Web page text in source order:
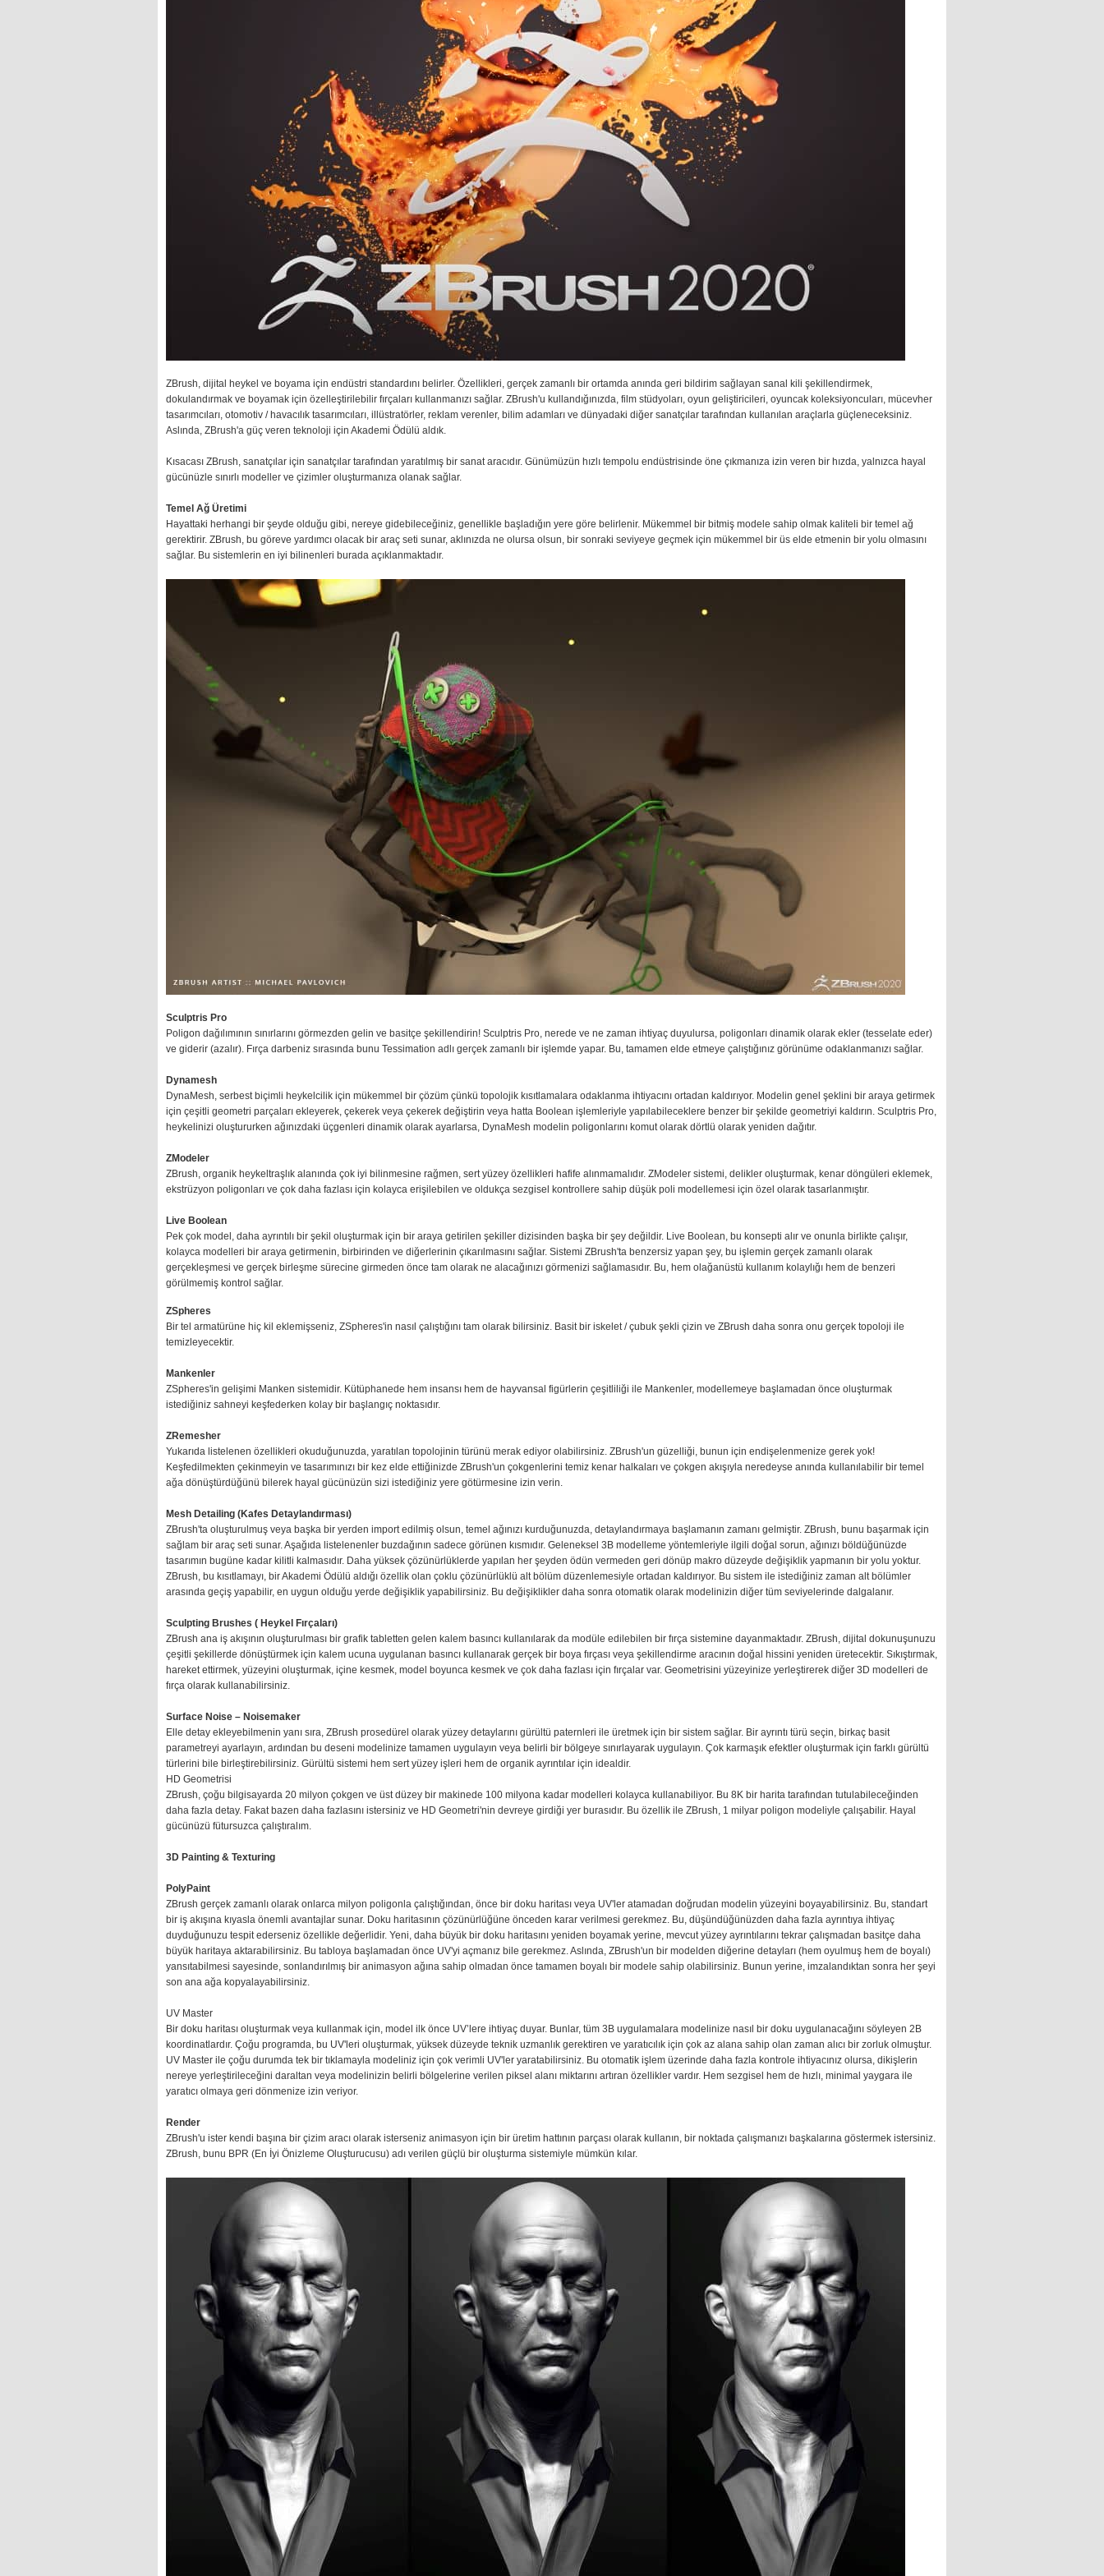
ZBrush, dijital heykel ve boyama için endüstri standardını belirler. Özellikleri, gerçek zamanlı bir ortamda anında geri bildirim sağlayan sanal kili şekillendirmek,
dokulandırmak ve boyamak için özelleştirilebilir fırçaları kullanmanızı sağlar. ZBrush'u kullandığınızda, film stüdyoları, oyun geliştiricileri, oyuncak koleksiyoncuları, mücevher
tasarımcıları, otomotiv / havacılık tasarımcıları, illüstratörler, reklam verenler, bilim adamları ve dünyadaki diğer sanatçılar tarafından kullanılan araçlarla güçleneceksiniz.
Aslında, ZBrush'a güç veren teknoloji için Akademi Ödülü aldık.
Kısacası ZBrush, sanatçılar için sanatçılar tarafından yaratılmış bir sanat aracıdır. Günümüzün hızlı tempolu endüstrisinde öne çıkmanıza izin veren bir hızda, yalnızca hayal
gücünüzle sınırlı modeller ve çizimler oluşturmanıza olanak sağlar.
Temel Ağ Üretimi
Hayattaki herhangi bir şeyde olduğu gibi, nereye gidebileceğiniz, genellikle başladığın yere göre belirlenir. Mükemmel bir bitmiş modele sahip olmak kaliteli bir temel ağ
gerektirir. ZBrush, bu göreve yardımcı olacak bir araç seti sunar, aklınızda ne olursa olsun, bir sonraki seviyeye geçmek için mükemmel bir üs elde etmenin bir yolu olmasını
sağlar. Bu sistemlerin en iyi bilinenleri burada açıklanmaktadır.
Sculptris Pro
Poligon dağılımının sınırlarını görmezden gelin ve basitçe şekillendirin! Sculptris Pro, nerede ve ne zaman ihtiyaç duyulursa, poligonları dinamik olarak ekler (tesselate eder)
ve giderir (azalır). Fırça darbeniz sırasında bunu Tessimation adlı gerçek zamanlı bir işlemde yapar. Bu, tamamen elde etmeye çalıştığınız görünüme odaklanmanızı sağlar.
Dynamesh
DynaMesh, serbest biçimli heykelcilik için mükemmel bir çözüm çünkü topolojik kısıtlamalara odaklanma ihtiyacını ortadan kaldırıyor. Modelin genel şeklini bir araya getirmek
için çeşitli geometri parçaları ekleyerek, çekerek veya çekerek değiştirin veya hatta Boolean işlemleriyle yapılabileceklere benzer bir şekilde geometriyi kaldırın. Sculptris Pro,
heykelinizi oluştururken ağınızdaki üçgenleri dinamik olarak ayarlarsa, DynaMesh modelin poligonlarını komut olarak dörtlü olarak yeniden dağıtır.
ZModeler
ZBrush, organik heykeltraşlık alanında çok iyi bilinmesine rağmen, sert yüzey özellikleri hafife alınmamalıdır. ZModeler sistemi, delikler oluşturmak, kenar döngüleri eklemek,
ekstrüzyon poligonları ve çok daha fazlası için kolayca erişilebilen ve oldukça sezgisel kontrollere sahip düşük poli modellemesi için özel olarak tasarlanmıştır.
Live Boolean
Pek çok model, daha ayrıntılı bir şekil oluşturmak için bir araya getirilen şekiller dizisinden başka bir şey değildir. Live Boolean, bu konsepti alır ve onunla birlikte çalışır,
kolayca modelleri bir araya getirmenin, birbirinden ve diğerlerinin çıkarılmasını sağlar. Sistemi ZBrush'ta benzersiz yapan şey, bu işlemin gerçek zamanlı olarak
gerçekleşmesi ve gerçek birleşme sürecine girmeden önce tam olarak ne alacağınızı görmenizi sağlamasıdır. Bu, hem olağanüstü kullanım kolaylığı hem de benzeri
görülmemiş kontrol sağlar.
ZSpheres
Bir tel armatürüne hiç kil eklemişseniz, ZSpheres'in nasıl çalıştığını tam olarak bilirsiniz. Basit bir iskelet / çubuk şekli çizin ve ZBrush daha sonra onu gerçek topoloji ile
temizleyecektir.
Mankenler
ZSpheres'in gelişimi Manken sistemidir. Kütüphanede hem insansı hem de hayvansal figürlerin çeşitliliği ile Mankenler, modellemeye başlamadan önce oluşturmak
istediğiniz sahneyi keşfederken kolay bir başlangıç noktasıdır.
ZRemesher
Yukarıda listelenen özellikleri okuduğunuzda, yaratılan topolojinin türünü merak ediyor olabilirsiniz. ZBrush'un güzelliği, bunun için endişelenmenize gerek yok!
Keşfedilmekten çekinmeyin ve tasarımınızı bir kez elde ettiğinizde ZBrush'un çokgenlerini temiz kenar halkaları ve çokgen akışıyla neredeyse anında kullanılabilir bir temel
ağa dönüştürdüğünü bilerek hayal gücünüzün sizi istediğiniz yere götürmesine izin verin.
Mesh Detailing (Kafes Detaylandırması)
ZBrush'ta oluşturulmuş veya başka bir yerden import edilmiş olsun, temel ağınızı kurduğunuzda, detaylandırmaya başlamanın zamanı gelmiştir. ZBrush, bunu başarmak için
sağlam bir araç seti sunar. Aşağıda listelenenler buzdağının sadece görünen kısmıdır. Geleneksel 3B modelleme yöntemleriyle ilgili doğal sorun, ağınızı böldüğünüzde
tasarımın bugüne kadar kilitli kalmasıdır. Daha yüksek çözünürlüklerde yapılan her şeyden ödün vermeden geri dönüp makro düzeyde değişiklik yapmanın bir yolu yoktur.
ZBrush, bu kısıtlamayı, bir Akademi Ödülü aldığı özellik olan çoklu çözünürlüklü alt bölüm düzenlemesiyle ortadan kaldırıyor. Bu sistem ile istediğiniz zaman alt bölümler
arasında geçiş yapabilir, en uygun olduğu yerde değişiklik yapabilirsiniz. Bu değişiklikler daha sonra otomatik olarak modelinizin diğer tüm seviyelerinde dalgalanır.
Sculpting Brushes ( Heykel Fırçaları)
ZBrush ana iş akışının oluşturulması bir grafik tabletten gelen kalem basıncı kullanılarak da modüle edilebilen bir fırça sistemine dayanmaktadır. ZBrush, dijital dokunuşunuzu
çeşitli şekillerde dönüştürmek için kalem ucuna uygulanan basıncı kullanarak gerçek bir boya fırçası veya şekillendirme aracının doğal hissini yeniden üretecektir. Sıkıştırmak,
hareket ettirmek, yüzeyini oluşturmak, içine kesmek, model boyunca kesmek ve çok daha fazlası için fırçalar var. Geometrisini yüzeyinize yerleştirerek diğer 3D modelleri de
fırça olarak kullanabilirsiniz.
Surface Noise – Noisemaker
Elle detay ekleyebilmenin yanı sıra, ZBrush prosedürel olarak yüzey detaylarını gürültü paternleri ile üretmek için bir sistem sağlar. Bir ayrıntı türü seçin, birkaç basit
parametreyi ayarlayın, ardından bu deseni modelinize tamamen uygulayın veya belirli bir bölgeye sınırlayarak uygulayın. Çok karmaşık efektler oluşturmak için farklı gürültü
türlerini bile birleştirebilirsiniz. Gürültü sistemi hem sert yüzey işleri hem de organik ayrıntılar için idealdir.
HD Geometrisi
ZBrush, çoğu bilgisayarda 20 milyon çokgen ve üst düzey bir makinede 100 milyona kadar modelleri kolayca kullanabiliyor. Bu 8K bir harita tarafından tutulabileceğinden
daha fazla detay. Fakat bazen daha fazlasını istersiniz ve HD Geometri'nin devreye girdiği yer burasıdır. Bu özellik ile ZBrush, 1 milyar poligon modeliyle çalışabilir. Hayal
gücünüzü fütursuzca çalıştıralım.
3D Painting & Texturing
PolyPaint
ZBrush gerçek zamanlı olarak onlarca milyon poligonla çalıştığından, önce bir doku haritası veya UV'ler atamadan doğrudan modelin yüzeyini boyayabilirsiniz. Bu, standart
bir iş akışına kıyasla önemli avantajlar sunar. Doku haritasının çözünürlüğüne önceden karar verilmesi gerekmez. Bu, düşündüğünüzden daha fazla ayrıntıya ihtiyaç
duyduğunuzu tespit ederseniz özellikle değerlidir. Yeni, daha büyük bir doku haritasını yeniden boyamak yerine, mevcut yüzey ayrıntılarını tekrar çalışmadan basitçe daha
büyük haritaya aktarabilirsiniz. Bu tabloya başlamadan önce UV'yi açmanız bile gerekmez. Aslında, ZBrush'un bir modelden diğerine detayları (hem oyulmuş hem de boyalı)
yansıtabilmesi sayesinde, sonlandırılmış bir animasyon ağına sahip olmadan önce tamamen boyalı bir modele sahip olabilirsiniz. Bunun yerine, imzalandıktan sonra her şeyi
son ana ağa kopyalayabilirsiniz.
UV Master
Bir doku haritası oluşturmak veya kullanmak için, model ilk önce UV’lere ihtiyaç duyar. Bunlar, tüm 3B uygulamalara modelinize nasıl bir doku uygulanacağını söyleyen 2B
koordinatlardır. Çoğu programda, bu UV'leri oluşturmak, yüksek düzeyde teknik uzmanlık gerektiren ve yaratıcılık için çok az alana sahip olan zaman alıcı bir zorluk olmuştur.
UV Master ile çoğu durumda tek bir tıklamayla modeliniz için çok verimli UV'ler yaratabilirsiniz. Bu otomatik işlem üzerinde daha fazla kontrole ihtiyacınız olursa, dikişlerin
nereye yerleştirileceğini daraltan veya modelinizin belirli bölgelerine verilen piksel alanı miktarını artıran özellikler vardır. Hem sezgisel hem de hızlı, minimal yaygara ile
yaratıcı olmaya geri dönmenize izin veriyor.
Render
ZBrush'u ister kendi başına bir çizim aracı olarak isterseniz animasyon için bir üretim hattının parçası olarak kullanın, bir noktada çalışmanızı başkalarına göstermek istersiniz.
ZBrush, bunu BPR (En İyi Önizleme Oluşturucusu) adı verilen güçlü bir oluşturma sistemiyle mümkün kılar.